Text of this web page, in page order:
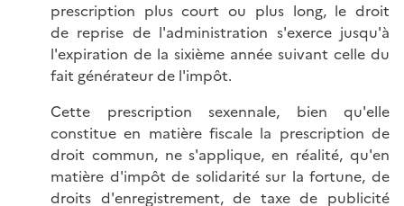
prescription plus court ou plus long, le droit
de reprise de l'administration s'exerce jusqu'à
l'expiration de la sixième année suivant celle du
fait générateur de l'impôt.
Cette prescription sexennale, bien qu'elle
constitue en matière fiscale la prescription de
droit commun, ne s'applique, en réalité, qu'en
matière d'impôt de solidarité sur la fortune, de
droits d'enregistrement, de taxe de publicité